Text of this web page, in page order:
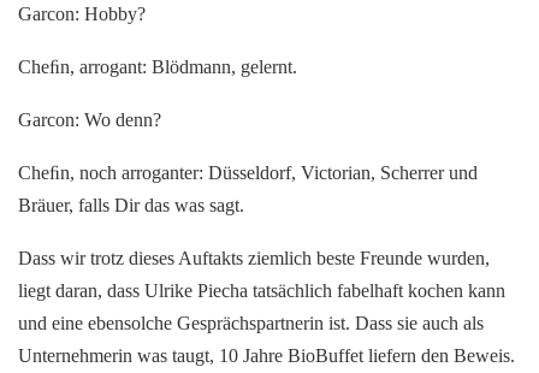
Garcon: Hobby?
Cheﬁn, arrogant: Blödmann, gelernt.
Garcon: Wo denn?
Cheﬁn, noch arroganter: Düsseldorf, Victorian, Scherrer und
Bräuer, falls Dir das was sagt.
Dass wir trotz dieses Auftakts ziemlich beste Freunde wurden,
liegt daran, dass Ulrike Piecha tatsächlich fabelhaft kochen kann
und eine ebensolche Gesprächspartnerin ist. Dass sie auch als
Unternehmerin was taugt, 10 Jahre BioBuffet liefern den Beweis.